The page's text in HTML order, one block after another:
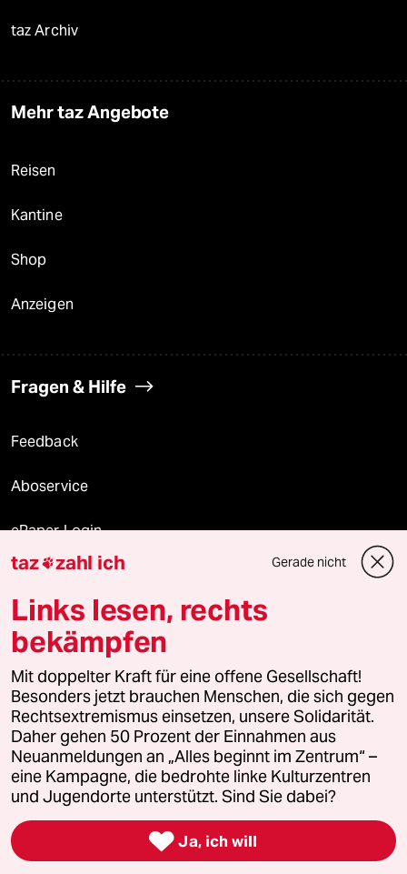
taz Archiv
Mehr taz Angebote
Reisen
Kantine
Shop
Anzeigen
Fragen & Hilfe
Feedback
Aboservice
ePaper Login
Downloads für Abonnierende
© 2026 taz Verlags und Vertriebs GmbH
Alle Rechte vorbehalten. Bei rechtlichen Fragen oder für Genehmigungen
wenden Sie sich bitte an
lizenzen@taz.de
Feedback Redaktionsstatut Kommune-Richtlinien
Leitlinie Informant Datenschutz Impressum AGB
Seitenwende Einwilligungen widerrufen (Ads)
taz zahl ich Gerade nicht
Links lesen, rechts
bekämpfen
Mit doppelter Kraft für eine offene Gesellschaft!
Besonders jetzt brauchen Menschen, die sich gegen
Rechtsextremismus einsetzen, unsere Solidarität.
Daher gehen 50 Prozent der Einnahmen aus
Neuanmeldungen an „Alles beginnt im Zentrum“ –
eine Kampagne, die bedrohte linke Kulturzentren
und Jugendorte unterstützt. Sind Sie dabei?
 Ja, ich will